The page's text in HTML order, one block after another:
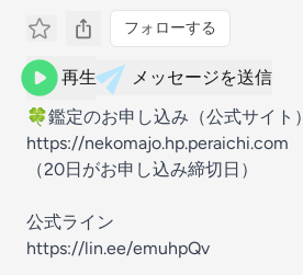
フォローする
再生
メッセージを送信
🍀鑑定のお申し込み（公式サイト）
https://nekomajo.hp.peraichi.com
（20日がお申し込み締切日）
公式ライン
https://lin.ee/emuhpQv